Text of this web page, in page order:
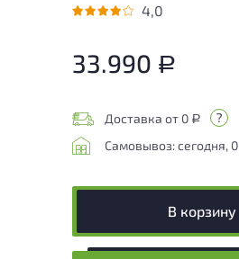
4,0
33.990 Р
Доставка от 0 Р
Самовывоз: сегодня, 0
В корзину